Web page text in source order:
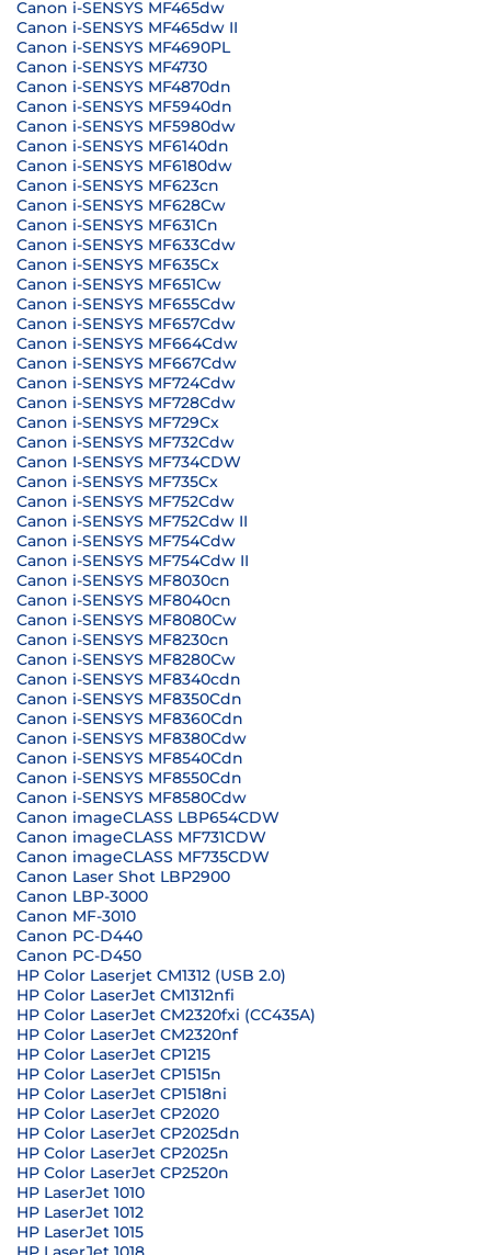
Canon i-SENSYS MF465dw
Canon i-SENSYS MF465dw II
Canon i-SENSYS MF4690PL
Canon i-SENSYS MF4730
Canon i-SENSYS MF4870dn
Canon i-SENSYS MF5940dn
Canon i-SENSYS MF5980dw
Canon i-SENSYS MF6140dn
Canon i-SENSYS MF6180dw
Canon i-SENSYS MF623cn
Canon i-SENSYS MF628Cw
Canon i-SENSYS MF631Cn
Canon i-SENSYS MF633Cdw
Canon i-SENSYS MF635Cx
Canon i-SENSYS MF651Cw
Canon i-SENSYS MF655Cdw
Canon i-SENSYS MF657Cdw
Canon i-SENSYS MF664Cdw
Canon i-SENSYS MF667Cdw
Canon i-SENSYS MF724Cdw
Canon i-SENSYS MF728Cdw
Canon i-SENSYS MF729Cx
Canon i-SENSYS MF732Cdw
Canon I-SENSYS MF734CDW
Canon i-SENSYS MF735Cx
Canon i-SENSYS MF752Cdw
Canon i-SENSYS MF752Cdw II
Canon i-SENSYS MF754Cdw
Canon i-SENSYS MF754Cdw II
Canon i-SENSYS MF8030cn
Canon i-SENSYS MF8040cn
Canon i-SENSYS MF8080Cw
Canon i-SENSYS MF8230cn
Canon i-SENSYS MF8280Cw
Canon i-SENSYS MF8340cdn
Canon i-SENSYS MF8350Cdn
Canon i-SENSYS MF8360Cdn
Canon i-SENSYS MF8380Cdw
Canon i-SENSYS MF8540Cdn
Canon i-SENSYS MF8550Cdn
Canon i-SENSYS MF8580Cdw
Canon imageCLASS LBP654CDW
Canon imageCLASS MF731CDW
Canon imageCLASS MF735CDW
Canon Laser Shot LBP2900
Canon LBP-3000
Canon MF-3010
Canon PC-D440
Canon PC-D450
HP Color Laserjet CM1312 (USB 2.0)
HP Color LaserJet CM1312nfi
HP Color LaserJet CM2320fxi (CC435A)
HP Color LaserJet CM2320nf
HP Color LaserJet CP1215
HP Color LaserJet CP1515n
HP Color LaserJet CP1518ni
HP Color LaserJet CP2020
HP Color LaserJet CP2025dn
HP Color LaserJet CP2025n
HP Color LaserJet CP2520n
HP LaserJet 1010
HP LaserJet 1012
HP LaserJet 1015